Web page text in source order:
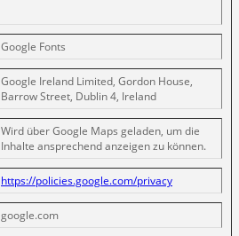
Google Fonts
Google Ireland Limited, Gordon House,
Barrow Street, Dublin 4, Ireland
Wird über Google Maps geladen, um die
Inhalte ansprechend anzeigen zu können.
https://policies.google.com/privacy
google.com